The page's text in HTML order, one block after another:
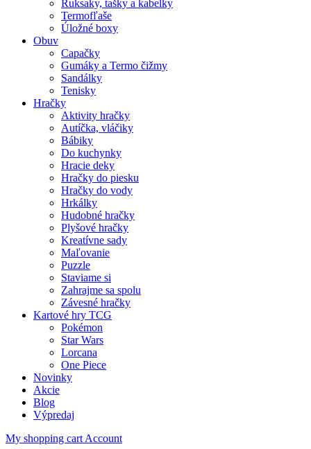
Ruksaky, tašky a kabelky
Termofľaše
Úložné boxy
Obuv
Capačky
Gumáky a Termo čižmy
Sandálky
Tenisky
Hračky
Aktivity hračky
Autíčka, vláčiky
Bábiky
Do kuchynky
Hracie deky
Hračky do piesku
Hračky do vody
Hrkálky
Hudobné hračky
Plyšové hračky
Kreatívne sady
Maľovanie
Puzzle
Staviame si
Zahrajme sa spolu
Závesné hračky
Kartové hry TCG
Pokémon
Star Wars
Lorcana
One Piece
Novinky
Akcie
Blog
Výpredaj
My shopping cart Account